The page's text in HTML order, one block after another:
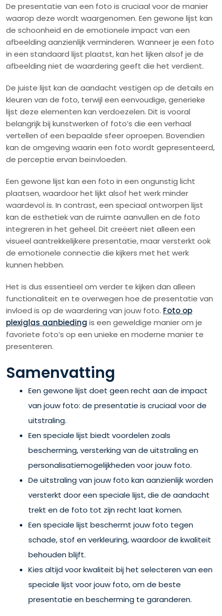
De presentatie van een foto is cruciaal voor de manier
waarop deze wordt waargenomen. Een gewone lijst kan
de schoonheid en de emotionele impact van een
afbeelding aanzienlijk verminderen. Wanneer je een foto
in een standaard lijst plaatst, kan het lijken alsof je de
afbeelding niet de waardering geeft die het verdient.
De juiste lijst kan de aandacht vestigen op de details en
kleuren van de foto, terwijl een eenvoudige, generieke
lijst deze elementen kan verdoezelen. Dit is vooral
belangrijk bij kunstwerken of foto’s die een verhaal
vertellen of een bepaalde sfeer oproepen. Bovendien
kan de omgeving waarin een foto wordt gepresenteerd,
de perceptie ervan beïnvloeden.
Een gewone lijst kan een foto in een ongunstig licht
plaatsen, waardoor het lijkt alsof het werk minder
waardevol is. In contrast, een speciaal ontworpen lijst
kan de esthetiek van de ruimte aanvullen en de foto
integreren in het geheel. Dit creëert niet alleen een
visueel aantrekkelijkere presentatie, maar versterkt ook
de emotionele connectie die kijkers met het werk
kunnen hebben.
Het is dus essentieel om verder te kijken dan alleen
functionaliteit en te overwegen hoe de presentatie van
invloed is op de waardering van jouw foto. Foto op
plexiglas aanbieding is een geweldige manier om je
favoriete foto’s op een unieke en moderne manier te
presenteren.
Samenvatting
Een gewone lijst doet geen recht aan de impact
van jouw foto: de presentatie is cruciaal voor de
uitstraling.
Een speciale lijst biedt voordelen zoals
bescherming, versterking van de uitstraling en
personalisatiemogelijkheden voor jouw foto.
De uitstraling van jouw foto kan aanzienlijk worden
versterkt door een speciale lijst, die de aandacht
trekt en de foto tot zijn recht laat komen.
Een speciale lijst beschermt jouw foto tegen
schade, stof en verkleuring, waardoor de kwaliteit
behouden blijft.
Kies altijd voor kwaliteit bij het selecteren van een
speciale lijst voor jouw foto, om de beste
presentatie en bescherming te garanderen.